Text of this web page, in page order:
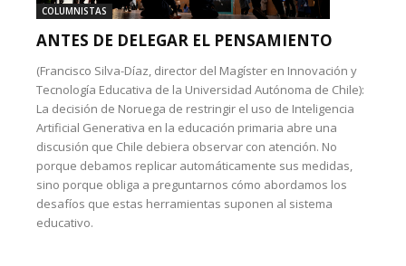
COLUMNISTAS
ANTES DE DELEGAR EL PENSAMIENTO
(Francisco Silva-Díaz, director del Magíster en Innovación y
Tecnología Educativa de la Universidad Autónoma de Chile):
La decisión de Noruega de restringir el uso de Inteligencia
Artificial Generativa en la educación primaria abre una
discusión que Chile debiera observar con atención. No
porque debamos replicar automáticamente sus medidas,
sino porque obliga a preguntarnos cómo abordamos los
desafíos que estas herramientas suponen al sistema
educativo.